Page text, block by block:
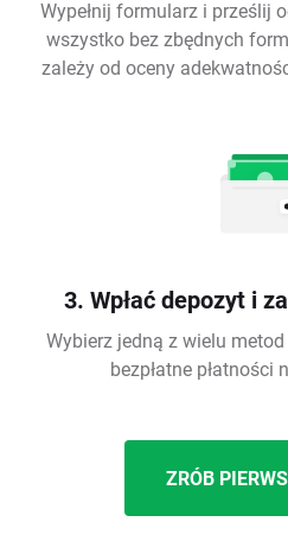
Wypełnij formularz i prześlij
wszystko bez zbędnych
zależy od oceny
3. Wpłać depozyt i
Wybierz jedną z wielu
bezpłatne płatności
ZRÓB